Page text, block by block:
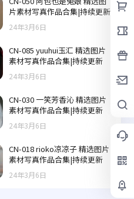
片素材写真作品合集|持续更新
24年3月6日
CN-085 yuuhui玉汇 精选图片
素材写真作品合集|持续更新
24年3月6日
CN-030 一笑芳香沁 精选图片
素材写真作品合集|持续更新
24年3月6日
CN-018 rioko凉凉子 精选图片
素材写真作品合集|持续更新
24年3月6日